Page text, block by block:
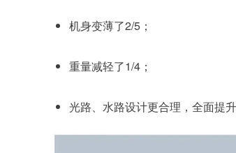
机身变薄了2/5；
重量减轻了1/4；
光路、水路设计更合理，全面提